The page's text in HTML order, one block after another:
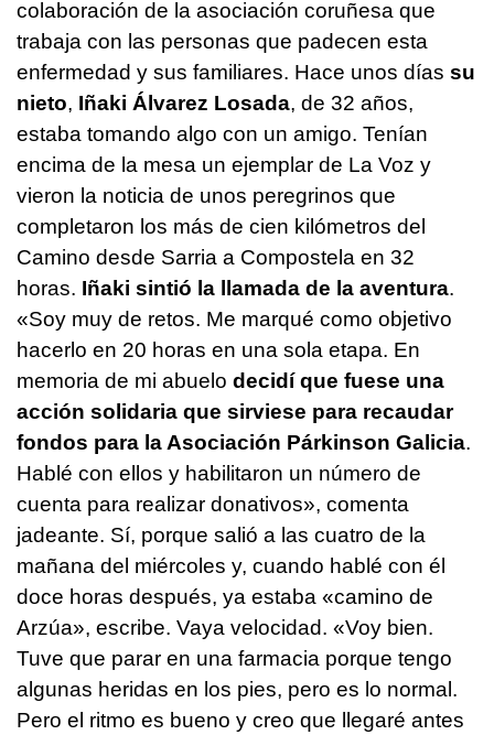
colaboración de la asociación coruñesa que
trabaja con las personas que padecen esta
enfermedad y sus familiares. Hace unos días su
nieto, Iñaki Álvarez Losada, de 32 años,
estaba tomando algo con un amigo. Tenían
encima de la mesa un ejemplar de La Voz y
vieron la noticia de unos peregrinos que
completaron los más de cien kilómetros del
Camino desde Sarria a Compostela en 32
horas. Iñaki sintió la llamada de la aventura.
«Soy muy de retos. Me marqué como objetivo
hacerlo en 20 horas en una sola etapa. En
memoria de mi abuelo decidí que fuese una
acción solidaria que sirviese para recaudar
fondos para la Asociación Párkinson Galicia.
Hablé con ellos y habilitaron un número de
cuenta para realizar donativos», comenta
jadeante. Sí, porque salió a las cuatro de la
mañana del miércoles y, cuando hablé con él
doce horas después, ya estaba «camino de
Arzúa», escribe. Vaya velocidad. «Voy bien.
Tuve que parar en una farmacia porque tengo
algunas heridas en los pies, pero es lo normal.
Pero el ritmo es bueno y creo que llegaré antes